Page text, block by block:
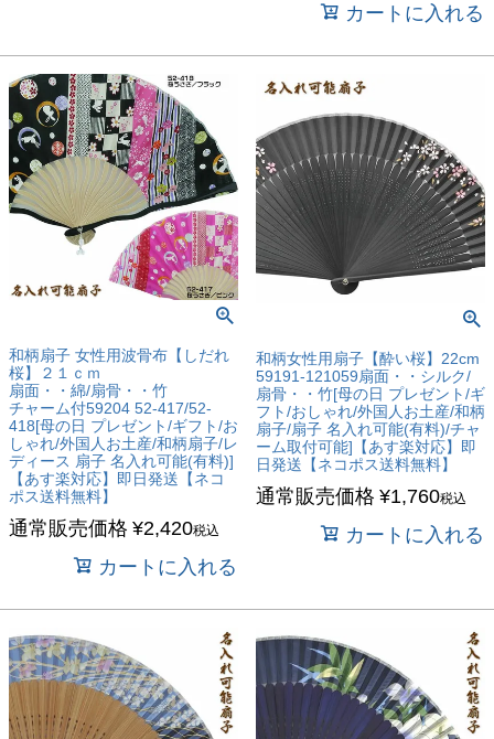
カートに入れる
和柄扇子 女性用波骨布【しだれ
桜】２１ｃｍ
扇面・・綿/扇骨・・竹
チャーム付59204 52-417/52-
418[母の日 プレゼント/ギフト/お
しゃれ/外国人お土産/和柄扇子/レ
ディース 扇子 名入れ可能(有料)]
【あす楽対応】即日発送【ネコ
ポス送料無料】
通常販売価格 ¥2,420税込
カートに入れる
和柄女性用扇子【酔い桜】22cm
59191-121059扇面・・シルク/
扇骨・・竹[母の日 プレゼント/ギ
フト/おしゃれ/外国人お土産/和柄
扇子/扇子 名入れ可能(有料)/チャ
ーム取付可能]【あす楽対応】即
日発送【ネコポス送料無料】
通常販売価格 ¥1,760税込
カートに入れる